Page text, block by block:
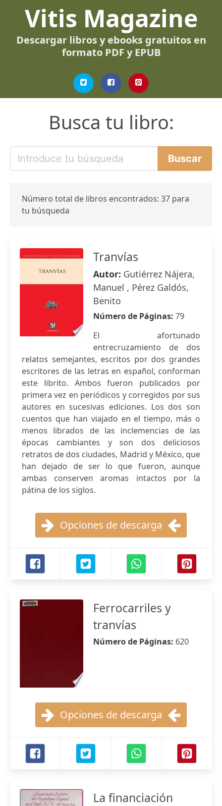
Vitis Magazine
Descargar libros y ebooks gratuitos en
formato PDF y EPUB
Busca tu libro:
Número total de libros encontrados: 37 para
tu búsqueda
Tranvías
Autor: Gutiérrez Nájera,
Manuel , Pérez Galdós,
Benito
Número de Páginas: 79
El afortunado
entrecruzamiento de dos
relatos semejantes, escritos por dos grandes
escritores de las letras en español, conforman
este librito. Ambos fueron publicados por
primera vez en periódicos y corregidos por sus
autores en sucesivas ediciones. Los dos son
cuentos que han viajado en el tiempo, más o
menos librados de las inclemencias de las
épocas cambiantes y son dos deliciosos
retratos de dos ciudades, Madrid y México, que
han dejado de ser lo que fueron, aunque
ambas conserven aromas intactos por la
pátina de los siglos.
Opciones de descarga
Ferrocarriles y
tranvías
Número de Páginas: 620
Opciones de descarga
La financiación